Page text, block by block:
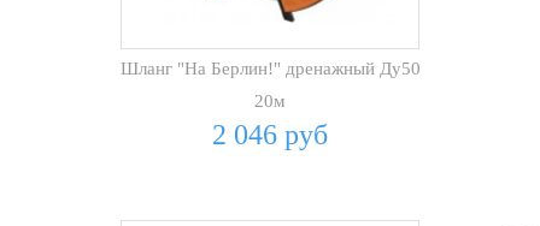
Шланг "На Берлин!" дренажный Ду50
20м
2 046 руб